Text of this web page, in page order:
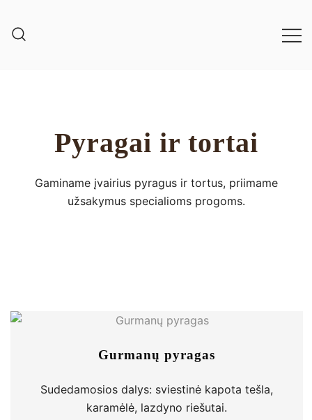
Pyragai ir tortai
Gaminame įvairius pyragus ir tortus, priimame
užsakymus specialioms progoms.​
Gurmanų pyragas
Sudedamosios dalys: sviestinė kapota tešla,
karamėlė, lazdyno riešutai.